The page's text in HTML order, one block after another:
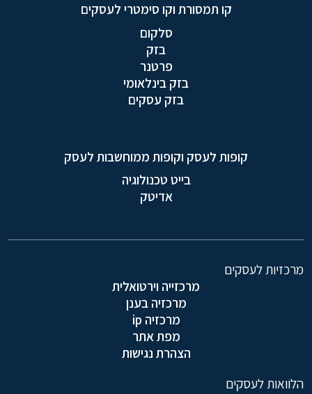
קו תמסורת וקו סימטרי לעסקים
סלקום
בזק
פרטנר
בזק בינלאומי
בזק עסקים
קופות לעסק וקופות ממוחשבות לעסק
בייט טכנולוגיה
אדיטק
מרכזיות לעסקים
מרכזייה וירטואלית
מרכזיה בענן
מרכזיה ip
מפת אתר
הצהרת נגישות
הלוואות לעסקים